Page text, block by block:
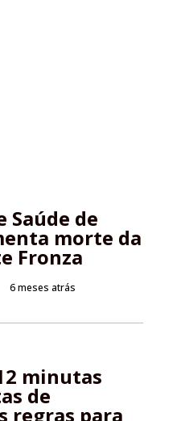
Saúde de
morte da
Fronza
6 meses atrás
minutas
de
regras para